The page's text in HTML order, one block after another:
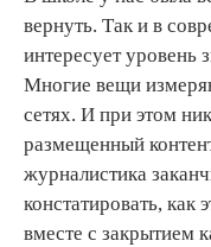
вернуть. Так и в
интересует уровень
Многие вещи
сетях. И при этом
размещенный
журналистика
констатировать, как
вместе с закрытием